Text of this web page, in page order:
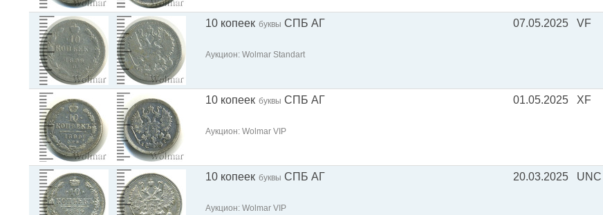
10 копеек буквы СПБ АГ
Аукцион: Wolmar Standart
07.05.2025 VF
10 копеек буквы СПБ АГ
Аукцион: Wolmar VIP
01.05.2025 XF
10 копеек буквы СПБ АГ
Аукцион: Wolmar VIP
20.03.2025 UNC